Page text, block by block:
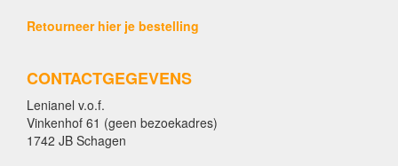
Retourneer hier je bestelling
CONTACTGEGEVENS
Lenianel v.o.f.
Vinkenhof 61 (geen bezoekadres)
1742 JB Schagen